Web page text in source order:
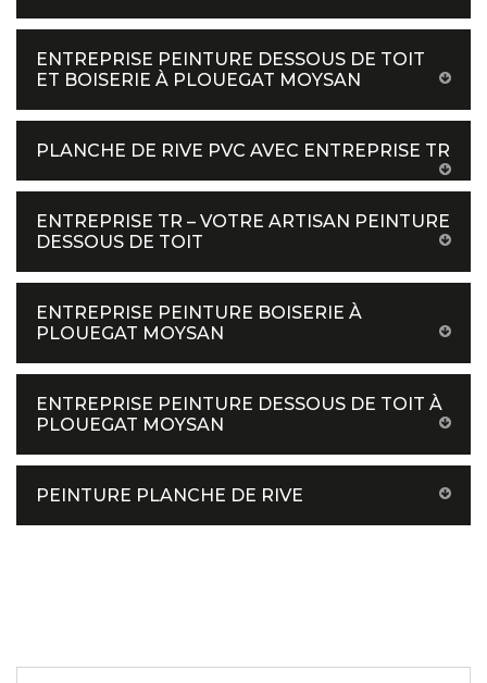
ENTREPRISE PEINTURE DESSOUS DE TOIT
ET BOISERIE À PLOUEGAT MOYSAN
PLANCHE DE RIVE PVC AVEC ENTREPRISE TR
ENTREPRISE TR – VOTRE ARTISAN PEINTURE
DESSOUS DE TOIT
ENTREPRISE PEINTURE BOISERIE À
PLOUEGAT MOYSAN
ENTREPRISE PEINTURE DESSOUS DE TOIT À
PLOUEGAT MOYSAN
PEINTURE PLANCHE DE RIVE